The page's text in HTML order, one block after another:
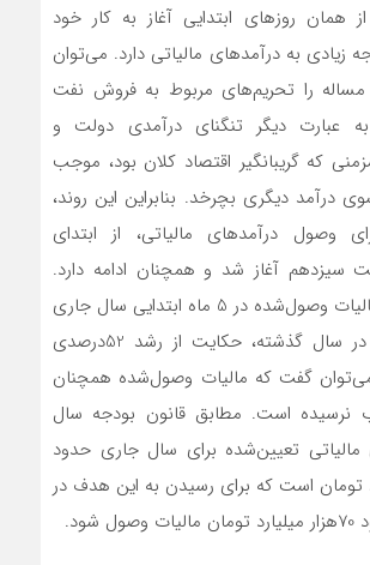
همان روزهای ابتدایی آغاز به کار خود
زیادی به درآمدهای مالیاتی دارد. می‌توان
را تحریم‌های مربوط به فروش نفت
عبارت دیگر تنگنای درآمدی دولت و
که گریبانگیر اقتصاد کلان بود، موجب
درآمد دیگری بچرخد. بنابراین این روند،
وصول درآمدهای مالیاتی، از ابتدای
سیزدهم آغاز شد و همچنان ادامه دارد.
مقایسه میزان مالیات وصول‌شده در 5 ماه ابتدایی سال جاری
با زمان مشابه در سال گذشته، حکایت از رشد 52درصدی
می‌توان گفت که مالیات وصول‌شده همچنان
نرسیده است. مطابق قانون بودجه سال
مالیاتی تعیین‌شده برای سال جاری حدود
تومان است که برای رسیدن به این هدف در